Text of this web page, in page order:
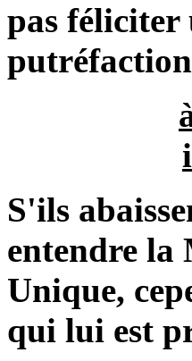
pas féliciter
S'ils
entendre la
Unique,
qui lui est